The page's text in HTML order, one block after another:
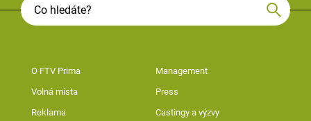
O FTV Prima Management
Volná místa Press
Reklama Castingy a výzvy